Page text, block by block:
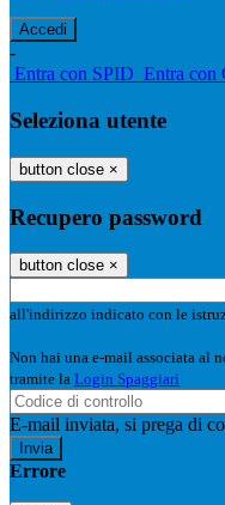
-
Entra con SPID Entra con
Seleziona utente
button close ×
Recupero password
button close ×
all'indirizzo indicato con le
Non hai una e-mail associata al
tramite la Login Spaggiari
E-mail inviata, si prega di
Errore